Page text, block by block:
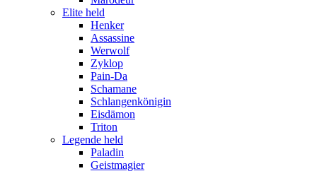
Elite held
Henker
Assassine
Werwolf
Zyklop
Pain-Da
Schamane
Schlangenkönigin
Eisdämon
Triton
Legende held
Paladin
Geistmagier